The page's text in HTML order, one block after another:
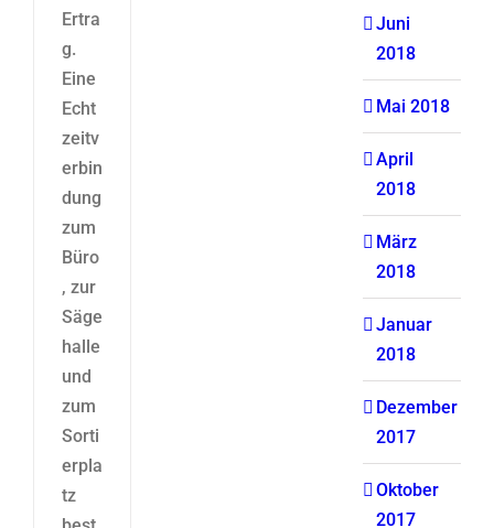
Ertra
g.
Eine
Echt
zeitv
erbin
dung
zum
Büro
, zur
Säge
halle
und
zum
Sorti
erpla
tz
Juni
2018
Mai 2018
April
2018
März
2018
Januar
2018
Dezember
2017
Oktober
2017